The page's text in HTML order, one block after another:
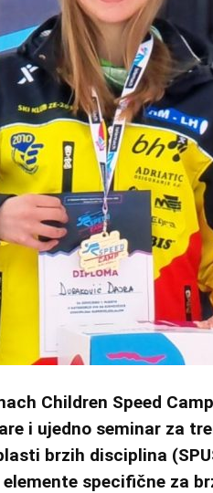
Children Speed
i ujedno seminar za
brzih disciplina
specifične za